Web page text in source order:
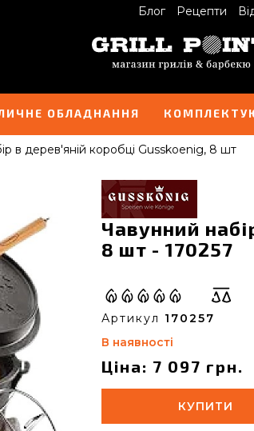
Блог Рецепти
ОБЛАДНАННЯ
в дерев'яній коробці Gusskoenig, 8 шт
Чавунний
8 шт - 170257
Артикул 170257
В наявності
Ціна: 7 097 грн.
КУПИТИ